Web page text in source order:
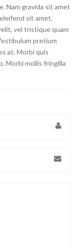
Nam gravida sit amet
sit amet,
vel tristique quam
pretium
at. Morbi quis
Morbi mollis fringilla